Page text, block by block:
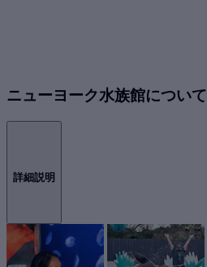
ニューヨーク水族館について
詳細説明